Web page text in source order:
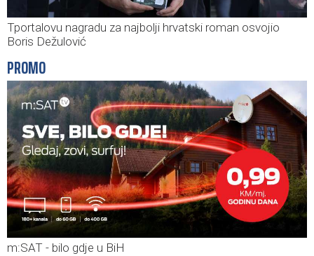
Tportalovu nagradu za najbolji hrvatski roman osvojio
Boris Dežulović
PROMO
m:SAT - bilo gdje u BiH